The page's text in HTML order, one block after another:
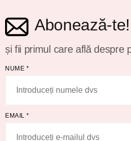
Abonează-te!
și fii primul care află despre
NUME *
EMAIL *